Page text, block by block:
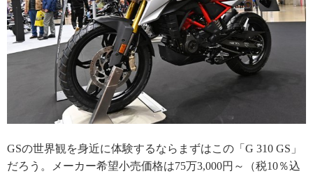
GSの世界観を身近に体験するならまずはこの「G 310 GS」
だろう。メーカー希望小売価格は75万3,000円～（税10％込